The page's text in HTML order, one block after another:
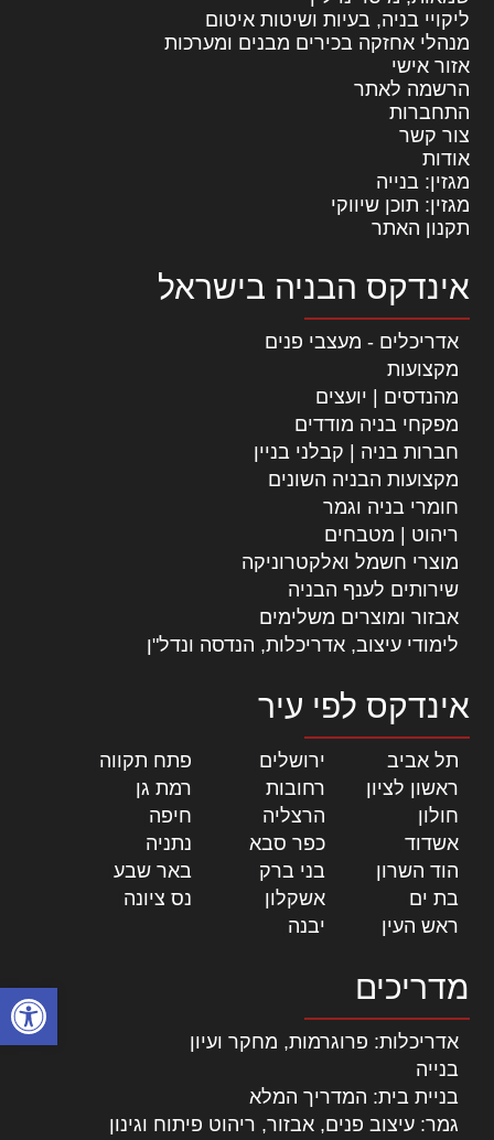
פתח
ליקויי בניה, בעיות ושיטות איטום
מנהלי אחזקה בכירים מבנים ומערכות
אזור אישי
הרשמה לאתר
התחברות
צור קשר
אודות
מגזין: בנייה
מגזין: תוכן שיווקי
תקנון האתר
אינדקס הבניה בישראל
אדריכלים - מעצבי פנים
מקצועות
מהנדסים | יועצים
מפקחי בניה מודדים
חברות בניה | קבלני בניין
מקצועות הבניה השונים
חומרי בניה וגמר
ריהוט | מטבחים
מוצרי חשמל ואלקטרוניקה
שירותים לענף הבניה
אבזור ומוצרים משלימים
לימודי עיצוב, אדריכלות, הנדסה ונדל"ן
אינדקס לפי עיר
תל אביב ירושלים פתח תקווה
ראשון לציון
רחובות רמת גן
חולון
הרצליה חיפה
אשדוד
כפר סבא נתניה
הוד השרון
בני ברק באר שבע
בת ים
אשקלון נס ציונה
ראש העין
יבנה
מדריכים
אדריכלות: פרוגרמות, מחקר ועיון
בנייה
בניית בית: המדריך המלא
גמר: עיצוב פנים, אבזור, ריהוט פיתוח וגינון